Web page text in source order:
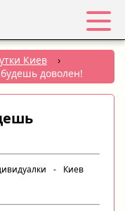
Киев
›
доволен!
-
Киев